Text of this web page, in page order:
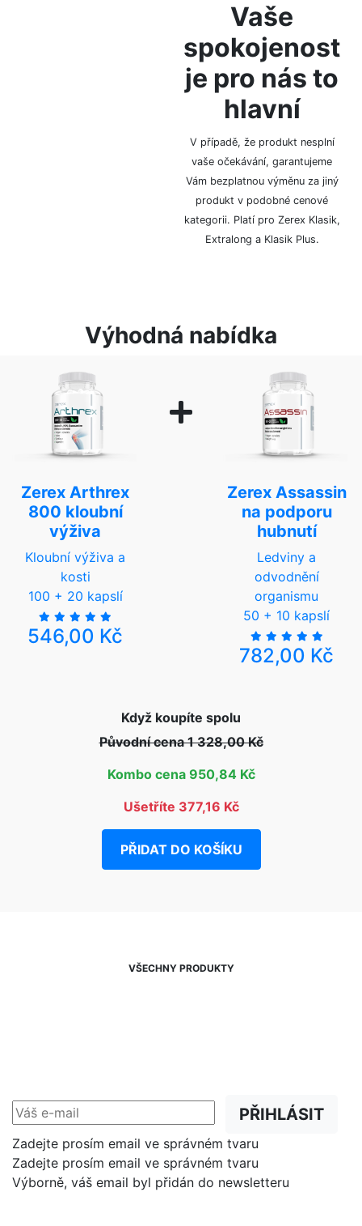
Vaše
spokojenost
je pro nás to
hlavní
V případě, že produkt nesplní
vaše očekávání, garantujeme
Vám bezplatnou výměnu za jiný
produkt v podobné cenové
kategorii. Platí pro Zerex Klasik,
Extralong a Klasik Plus.
Výhodná nabídka
Zerex Arthrex
800 kloubní
výživa
Kloubní výživa a
kosti
100 + 20 kapslí
546,00 Kč
Zerex Assassin
na podporu
hubnutí
Ledviny a
odvodnění
organismu
50 + 10 kapslí
782,00 Kč
Když koupíte spolu
Původní cena 1 328,00 Kč
Kombo cena 950,84 Kč
Ušetříte 377,16 Kč
PŘIDAT DO KOŠÍKU
VŠECHNY PRODUKTY
PŘIHLÁSIT
Zadejte prosím email ve správném tvaru
Zadejte prosím email ve správném tvaru
Výborně, váš email byl přidán do newsletteru